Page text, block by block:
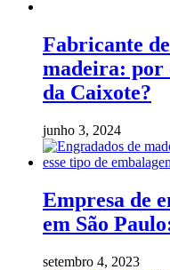
Fabricante
madeira: por
da Caixote?
junho 3, 2024
Empresa de
em São
setembro 4, 2023